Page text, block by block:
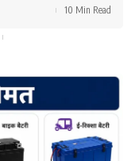
10 Min Read